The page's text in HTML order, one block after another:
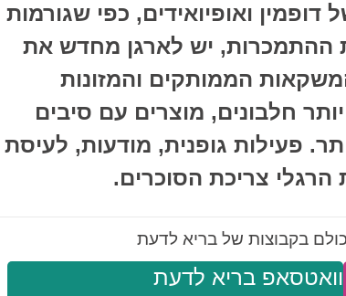
ואופיואידים, כפי שגורמות
ההתמכרות, יש לארגן מחדש את
הממותקים והמזונות
חלבונים, מוצרים עם סיבים
פעילות גופנית, מודעות, לעיסת
הרגלי צריכת הסוכרים.
בקבוצות של בריא לדעת
וואטסאפ בריא לדעת